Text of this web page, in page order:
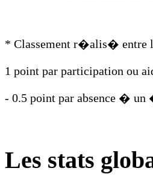
* Classement r�alis� entre
1 point par participation ou
- 0.5 point par absence �
Les stats